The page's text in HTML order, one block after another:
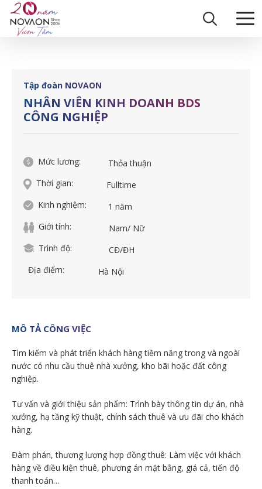
content
Trang chủ | NHÂN VIÊN KINH DOANH BDS CÔNG NGHIỆP
Tập đoàn NOVAON
NHÂN VIÊN KINH DOANH BDS
CÔNG NGHIỆP
Mức lương:
Thỏa thuận
Thời gian:
Fulltime
Kinh nghiệm:
1 năm
Giới tính:
Nam/ Nữ
Trình độ:
CĐ/ĐH
Địa điểm:
Hà Nội
MÔ TẢ CÔNG VIỆC
Tìm kiếm và phát triển khách hàng tiềm năng trong và ngoài
nước có nhu cầu thuê nhà xưởng, kho bãi hoặc đất công
nghiệp.
Tư vấn và giới thiệu sản phẩm: Trình bày thông tin dự án, nhà
xưởng, hạ tầng kỹ thuật, chính sách thuê và ưu đãi cho khách
hàng.
Đàm phán, thương lượng hợp đồng thuê: Làm việc với khách
hàng về điều kiện thuê, phương án mặt bằng, giá cả, tiến độ
thanh toán…